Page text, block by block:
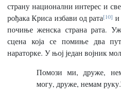
страну национални интерес и
рођака Криса избави од рата[10] и
почиње женска страна рата.
сцена која се помиње два
нараторке. У њој један војник
Помози ми, друже,
могу, друже, немам